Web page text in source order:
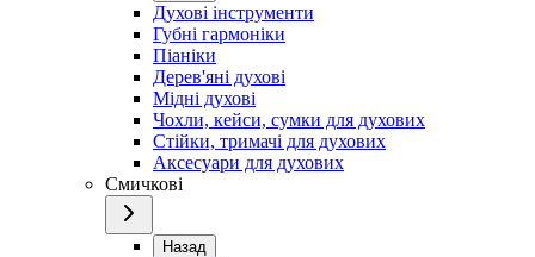
Духові інструменти
Губні гармоніки
Піаніки
Дерев'яні духові
Мідні духові
Чохли, кейси, сумки для духових
Стійки, тримачі для духових
Аксесуари для духових
Смичкові
Назад